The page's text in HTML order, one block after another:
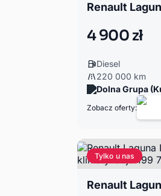
Renault
4 900 zł
Diesel
220 000 km
Dolna Grupa
Zobacz oferty:
Tylko u nas